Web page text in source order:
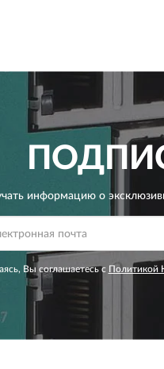
информацию о
Вы соглашаетесь с Политикой